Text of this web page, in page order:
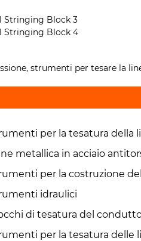
strumenti per tesare la
per la tesatura della
metallica in acciaio
per la costruzione
idraulici
di tesatura del
per la tesatura delle